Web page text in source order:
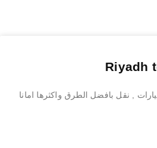
, نقل بافضل الطرق واكثرها امانا